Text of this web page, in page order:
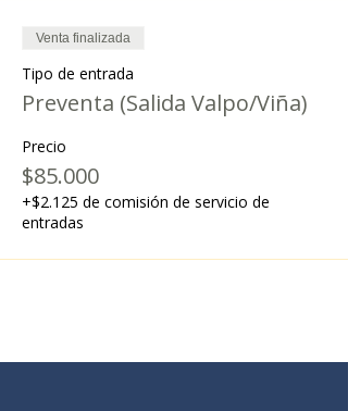
Venta finalizada
Tipo de entrada
Preventa (Salida Valpo/Viña)
Precio
$85.000
+$2.125 de comisión de servicio de
entradas